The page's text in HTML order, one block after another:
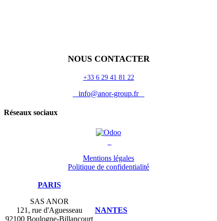
NOUS CONTACTER
+33 6 29 41 81 22
info@anor-group.fr
Réseaux sociaux
Mentions légales
Politique de confidentialité
PARIS
SAS ANOR
121, rue d'Aguesseau
92100 Boulogne-Billancourt
NANTES